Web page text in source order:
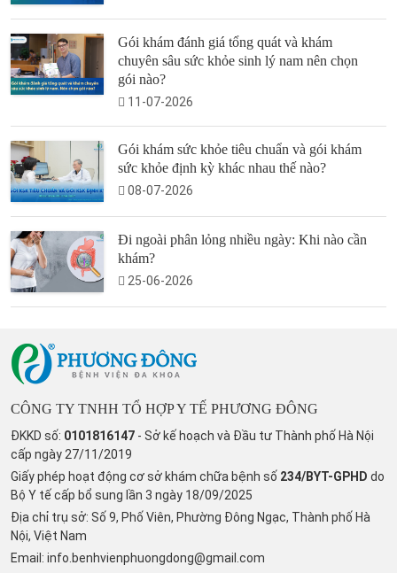
Gói khám đánh giá tổng quát và khám
chuyên sâu sức khỏe sinh lý nam nên chọn
gói nào?
11-07-2026
Gói khám sức khỏe tiêu chuẩn và gói khám
sức khỏe định kỳ khác nhau thế nào?
08-07-2026
Đi ngoài phân lỏng nhiều ngày: Khi nào cần
khám?
25-06-2026
CÔNG TY TNHH TỔ HỢP Y TẾ PHƯƠNG ĐÔNG
ĐKKD số: 0101816147 - Sở kế hoạch và Đầu tư Thành phố Hà Nội
cấp ngày 27/11/2019
Giấy phép hoạt động cơ sở khám chữa bệnh số 234/BYT-GPHD do
Bộ Y tế cấp bổ sung lần 3 ngày 18/09/2025
Địa chỉ trụ sở: Số 9, Phố Viên, Phường Đông Ngạc, Thành phố Hà
Nội, Việt Nam
Email: info.benhvienphuongdong@gmail.com